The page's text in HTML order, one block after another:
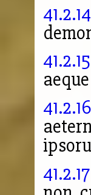
41.2.14
41.2.15
41.2.16
41.2.17